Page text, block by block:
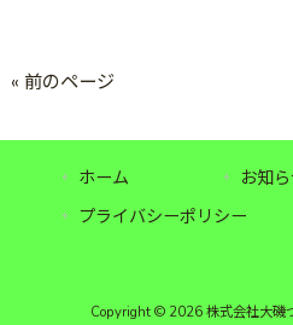
« 前のページ
ホーム
お知
プライバシーポリシー
Copyright © 2026 株式会社大磯